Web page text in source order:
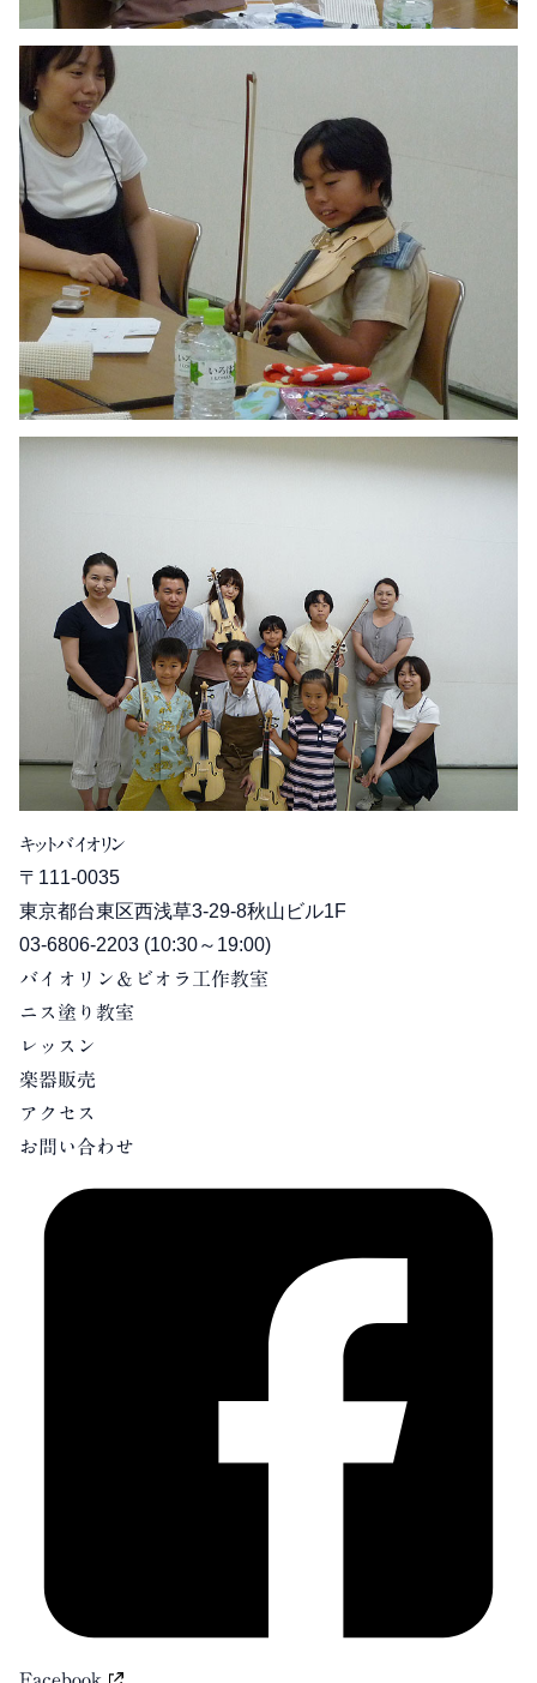
キットバイオリン
〒111-0035
東京都台東区西浅草3-29-8秋山ビル1F
03-6806-2203 (10:30～19:00)
バイオリン＆ビオラ工作教室
ニス塗り教室
レッスン
楽器販売
アクセス
お問い合わせ